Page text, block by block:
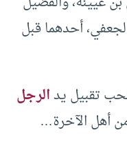
أحدهما قبل
تقبيل يدالرجل
من أهل الآخرة…